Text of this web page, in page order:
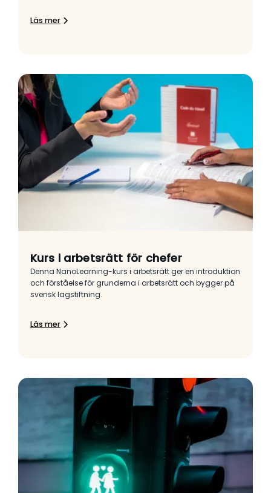
Läs mer
Kurs i arbetsrätt för chefer
Denna NanoLearning-kurs i arbetsrätt ger en introduktion
och förståelse för grunderna i arbetsrätt och bygger på
svensk lagstiftning.
Läs mer